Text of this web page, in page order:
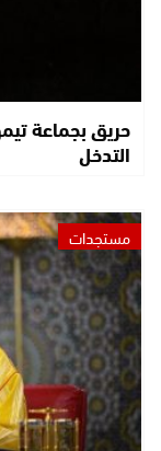
حريق بجماعة
التدخل
مستجدات